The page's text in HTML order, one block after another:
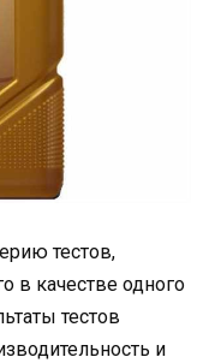
тестов,
в качестве одного
тестов
и